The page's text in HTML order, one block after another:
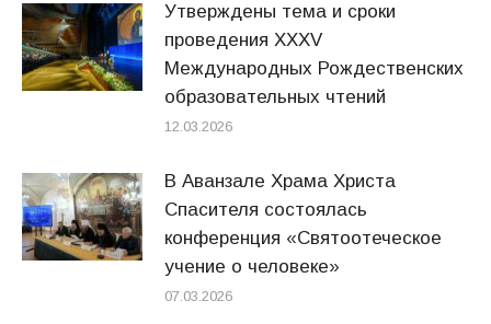
Утверждены тема и сроки
проведения XXXV
Международных Рождественских
образовательных чтений
12.03.2026
В Аванзале Храма Христа
Спасителя состоялась
конференция «Святоотеческое
учение о человеке»
07.03.2026